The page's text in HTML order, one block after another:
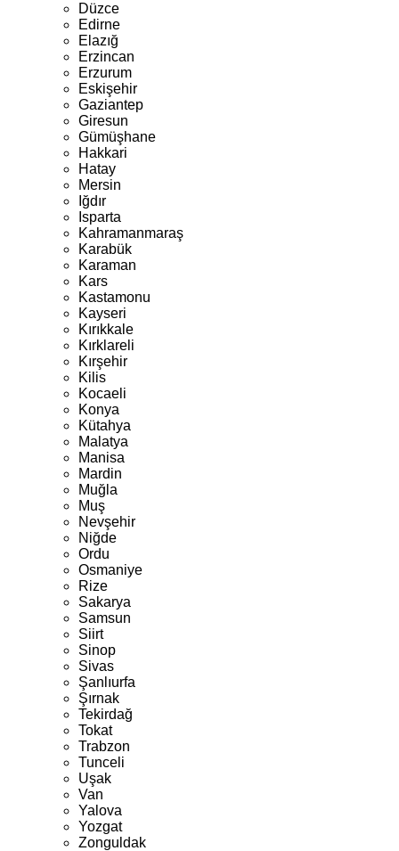
Düzce
Edirne
Elazığ
Erzincan
Erzurum
Eskişehir
Gaziantep
Giresun
Gümüşhane
Hakkari
Hatay
Mersin
Iğdır
Isparta
Kahramanmaraş
Karabük
Karaman
Kars
Kastamonu
Kayseri
Kırıkkale
Kırklareli
Kırşehir
Kilis
Kocaeli
Konya
Kütahya
Malatya
Manisa
Mardin
Muğla
Muş
Nevşehir
Niğde
Ordu
Osmaniye
Rize
Sakarya
Samsun
Siirt
Sinop
Sivas
Şanlıurfa
Şırnak
Tekirdağ
Tokat
Trabzon
Tunceli
Uşak
Van
Yalova
Yozgat
Zonguldak